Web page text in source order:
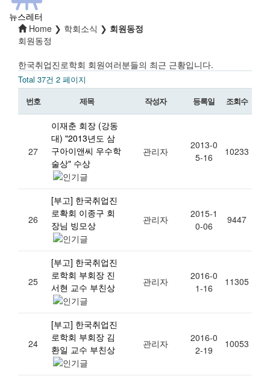
뉴스레터
Home ❯ 학회소식 ❯ 회원동정
회원동정
한국취업진로학회 회원여러분들의 최근 근황입니다.
Total 37건 2 페이지
번호
제목 작성자 등록일 조회수
27
이재춘 회장 (강동
대) "2013년도 삼
구아이앤씨 우수학
술상" 수상
관리자
2013-0
5-16
10233
26
[부고] 한국취업진
로확회 이종구 회
장님 빙모상
관리자
2015-1
0-06
9447
25
[부고] 한국취업진
로학회 부회장 진
서현 교수 부친상
관리자
2016-0
1-16
11305
24
[부고] 한국취업진
로학회 부회장 김
환일 교수 부친상
관리자
2016-0
2-19
10053